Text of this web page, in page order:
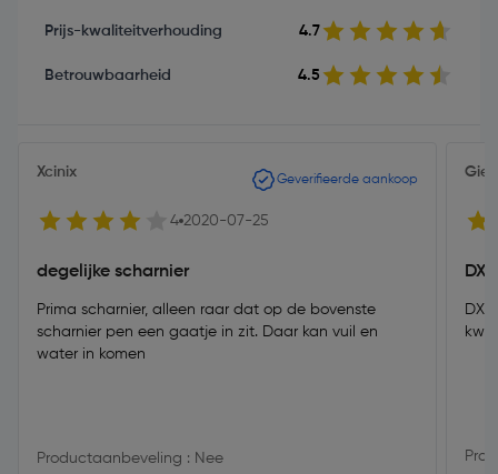
Prijs-kwaliteitverhouding 4.7
Betrouwbaarheid 4.5
Xcinix Geverifieerde aankoop
4 2020-07-25
degelijke scharnier
Prima scharnier, alleen raar dat op de bovenste
scharnier pen een gaatje in zit. Daar kan vuil en
water in komen
Productaanbeveling : Nee
DX
DX